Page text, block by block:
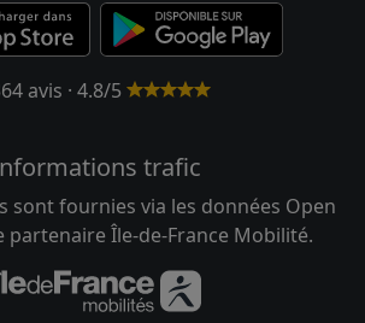
avis · 4.8/5
trafic
sont fournies via les données Open
partenaire Île-de-France Mobilité.